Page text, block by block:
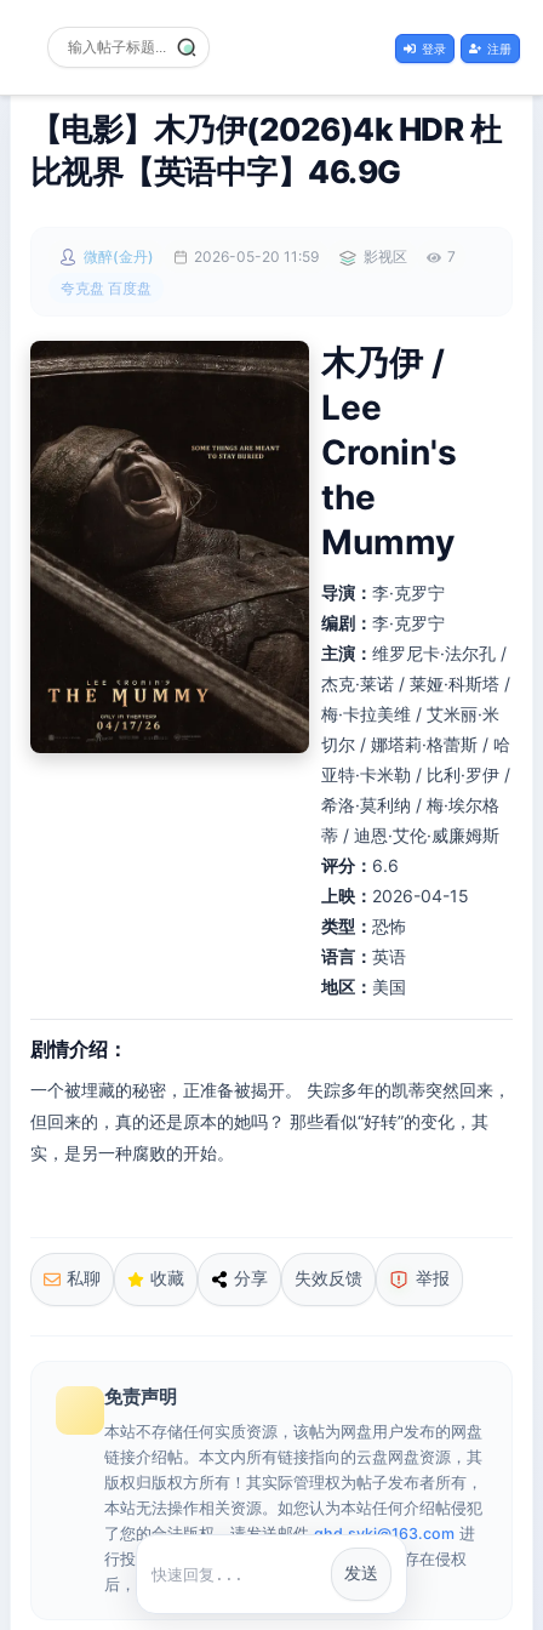
登录 注册
【电影】木乃伊(2026)4k HDR 杜
比视界【英语中字】46.9G
微醉(金丹) 2026-05-20 11:59 影视区
7
夸克盘 百度盘
木乃伊 /
Lee
Cronin's
the
Mummy
导演： 李·克罗宁
编剧： 李·克罗宁
主演： 维罗尼卡·法尔孔 /
杰克·莱诺 / 莱娅·科斯塔 /
梅·卡拉美维 / 艾米丽·米
切尔 / 娜塔莉·格蕾斯 / 哈
亚特·卡米勒 / 比利·罗伊 /
希洛·莫利纳 / 梅·埃尔格
蒂 / 迪恩·艾伦·威廉姆斯
评分： 6.6
上映： 2026-04-15
类型： 恐怖
语言： 英语
地区： 美国
剧情介绍：
一个被埋藏的秘密，正准备被揭开。 失踪多年的凯蒂突然回来，
但回来的，真的还是原本的她吗？ 那些看似“好转”的变化，其
实，是另一种腐败的开始。
私聊 收藏 分享 失效反馈 举报
免责声明
本站不存储任何实质资源，该帖为网盘用户发布的网盘
链接介绍帖。本文内所有链接指向的云盘网盘资源，其
版权归版权方所有！其实际管理权为帖子发布者所有，
本站无法操作相关资源。如您认为本站任何介绍帖侵犯
了您的合法版权，请发送邮件qhd.sykj@163.com 进
行投诉，我们将在确认本文链接指向的资源存在侵权
后，立即删除相关介绍帖子！
快捷回复
发送